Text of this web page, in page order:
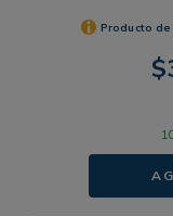
Producto
$